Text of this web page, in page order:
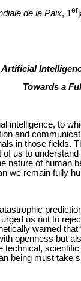
de la Paix, 1er
Artificial
Towards a
intelligence, to
and
in those fields.
us to
nature of human
we remain fully
us not to
warned
openness but
technical,
being must take